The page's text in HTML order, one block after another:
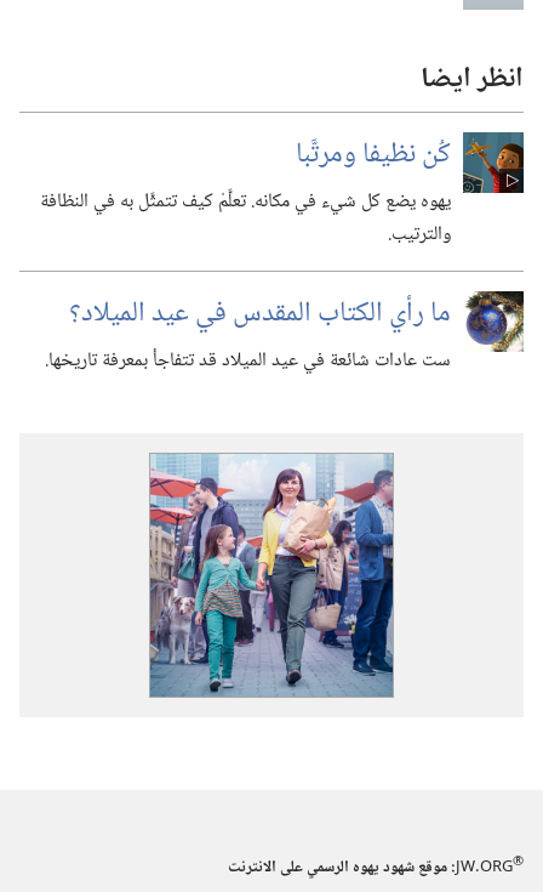
انظر ايضا
كُن نظيفا ومرتَّبا
يهوه يضع كل شيء في مكانه.‏ تعلَّمْ كيف تتمثَّل به في النظافة
والترتيب.‏
ما رأي الكتاب المقدس في عيد الميلاد؟‏
ست عادات شائعة في عيد الميلاد قد تتفاجأ بمعرفة تاريخها.‏
JW.ORG®
:‏ موقع شهود يهوه الرسمي على الانترنت